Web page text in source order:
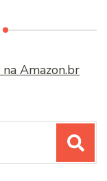
Amazon.br